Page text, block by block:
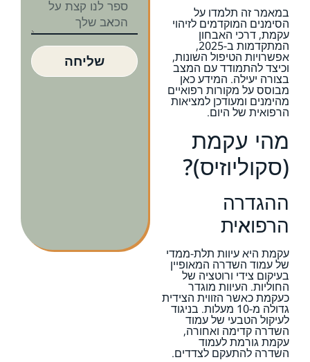
במאמר זה תלמדו על
הסימנים המוקדמים לזיהוי
עקמת, דרכי האבחון
המתקדמות ב-2025,
אפשרויות הטיפול השונות,
וכיצד להתמודד עם המצב
בצורה יעילה. המידע כאן
מבוסס על מקורות רפואיים
מהימנים ומעודכן למציאות
הרפואית של היום.
מהי עקמת
(סקוליוזיס)?
ההגדרה
הרפואית
עקמת היא עיוות תלת-ממדי
של עמוד השדרה המאופיין
בעיקום צידי ורוטציה של
החוליות. העיוות מוגדר
כעקמת כאשר הזווית הצידית
גדולה מ-10 מעלות. בניגוד
לעיקול הטבעי של עמוד
השדרה קדימה ואחורה,
עקמת גורמת לעמוד
השדרה להתעקם לצדדים.
שליחה